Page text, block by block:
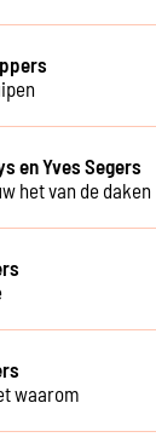
en Yves Segers
het van de daken
waarom